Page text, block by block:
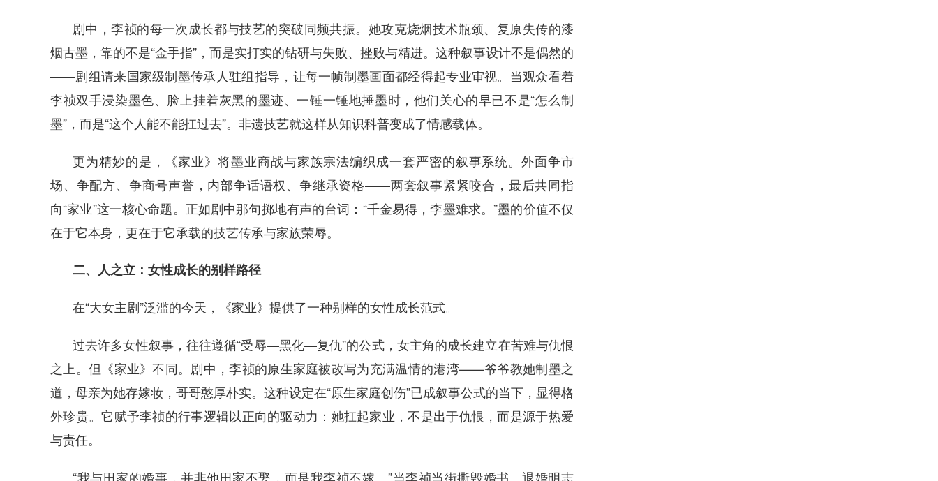
剧中，李祯的每一次成长都与技艺的突破同频共振。她攻克烧烟技术瓶颈、复原失传的漆
烟古墨，靠的不是“金手指”，而是实打实的钻研与失败、挫败与精进。这种叙事设计不是偶然的
——剧组请来国家级制墨传承人驻组指导，让每一帧制墨画面都经得起专业审视。当观众看着
李祯双手浸染墨色、脸上挂着灰黑的墨迹、一锤一锤地捶墨时，他们关心的早已不是“怎么制
墨”，而是“这个人能不能扛过去”。非遗技艺就这样从知识科普变成了情感载体。
更为精妙的是，《家业》将墨业商战与家族宗法编织成一套严密的叙事系统。外面争市
场、争配方、争商号声誉，内部争话语权、争继承资格——两套叙事紧紧咬合，最后共同指
向“家业”这一核心命题。正如剧中那句掷地有声的台词：“千金易得，李墨难求。”墨的价值不仅
在于它本身，更在于它承载的技艺传承与家族荣辱。
二、人之立：女性成长的别样路径
在“大女主剧”泛滥的今天，《家业》提供了一种别样的女性成长范式。
过去许多女性叙事，往往遵循“受辱—黑化—复仇”的公式，女主角的成长建立在苦难与仇恨
之上。但《家业》不同。剧中，李祯的原生家庭被改写为充满温情的港湾——爷爷教她制墨之
道，母亲为她存嫁妆，哥哥憨厚朴实。这种设定在“原生家庭创伤”已成叙事公式的当下，显得格
外珍贵。它赋予李祯的行事逻辑以正向的驱动力：她扛起家业，不是出于仇恨，而是源于热爱
与责任。
“我与田家的婚事，并非他田家不娶，而是我李祯不嫁。”当李祯当街撕毁婚书、退婚明志